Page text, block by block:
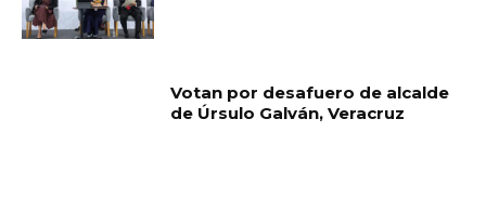
Votan por desafuero de alcalde
de Úrsulo Galván, Veracruz